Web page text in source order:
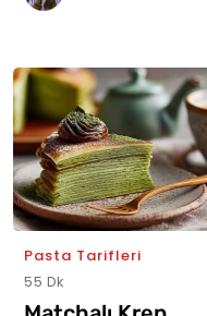
Pasta Tarifleri
55 Dk